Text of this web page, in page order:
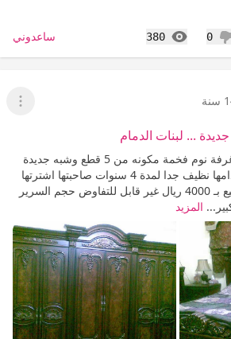
إعجاب
0
380
المشاهدات ساعدوني
عرض
... لبنات الدمام
السلام عليكم جايبة لكم غرفة نوم فخمة مكونه من 5 قطع وشبه جديدة
ومافيها اي عيوب واستخدامها نظيف جدا لمدة 4 سنوات صاحبتها اشترتها
من القفاري وعارضتها للبيع بـ 4000 ريال غير قابل للتفاوض حجم السرير
المزيد